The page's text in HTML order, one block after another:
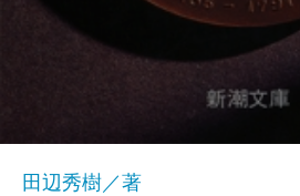
田辺秀樹／著